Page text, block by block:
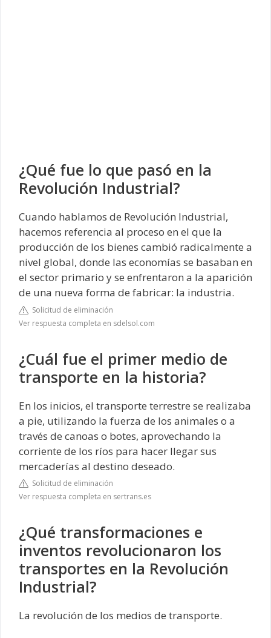
¿Qué fue lo que pasó en la
Revolución Industrial?
Cuando hablamos de Revolución Industrial,
hacemos referencia al proceso en el que la
producción de los bienes cambió radicalmente a
nivel global, donde las economías se basaban en
el sector primario y se enfrentaron a la aparición
de una nueva forma de fabricar: la industria.
Solicitud de eliminación
Ver respuesta completa en sdelsol.com
¿Cuál fue el primer medio de
transporte en la historia?
En los inicios, el transporte terrestre se realizaba
a pie, utilizando la fuerza de los animales o a
través de canoas o botes, aprovechando la
corriente de los ríos para hacer llegar sus
mercaderías al destino deseado.
Solicitud de eliminación
Ver respuesta completa en sertrans.es
¿Qué transformaciones e
inventos revolucionaron los
transportes en la Revolución
Industrial?
La revolución de los medios de transporte.